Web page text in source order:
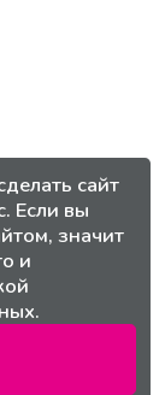
сайт
Если вы
значит
и